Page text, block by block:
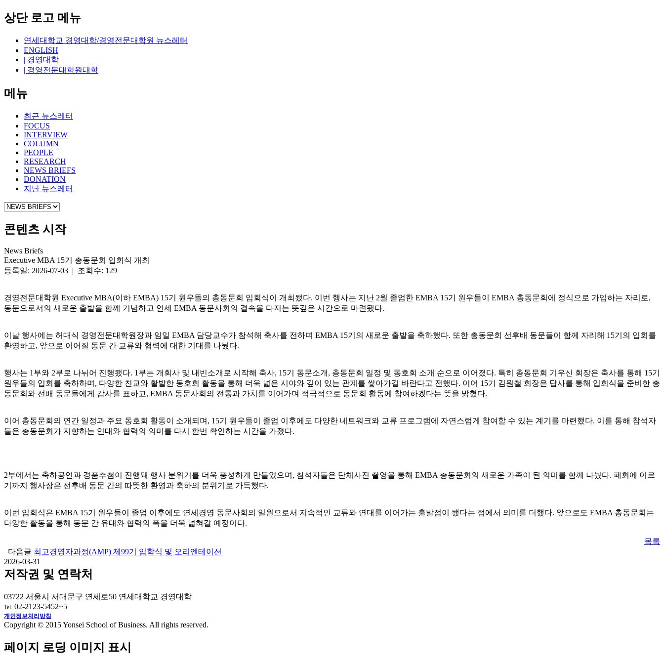
상단 로고 메뉴
연세대학교 경영대학/경영전문대학원 뉴스레터
ENGLISH
| 경영대학
| 경영전문대학원대학
메뉴
최근 뉴스레터
FOCUS
INTERVIEW
COLUMN
PEOPLE
RESEARCH
NEWS BRIEFS
DONATION
지난 뉴스레터
콘텐츠 시작
News Briefs
Executive MBA 15기 총동문회 입회식 개최
등록일: 2026-07-03 | 조회수: 129
경영전문대학원 Executive MBA(이하 EMBA) 15기 원우들의 총동문회 입회식이 개최됐다. 이번 행사는 지난 2월 졸업한 EMBA 15기 원우들이 EMBA 총동문회에 정식으로 가입하는 자리로,
동문으로서의 새로운 출발을 함께 기념하고 연세 EMBA 동문사회의 결속을 다지는 뜻깊은 시간으로 마련됐다.
이날 행사에는 허대식 경영전문대학원장과 임일 EMBA 담당교수가 참석해 축사를 전하며 EMBA 15기의 새로운 출발을 축하했다. 또한 총동문회 선후배 동문들이 함께 자리해 15기의 입회를
환영하고, 앞으로 이어질 동문 간 교류와 협력에 대한 기대를 나눴다.
행사는 1부와 2부로 나뉘어 진행됐다. 1부는 개회사 및 내빈소개로 시작해 축사, 15기 동문소개, 총동문회 일정 및 동호회 소개 순으로 이어졌다. 특히 총동문회 기우신 회장은 축사를 통해 15기
원우들의 입회를 축하하며, 다양한 친교와 활발한 동호회 활동을 통해 더욱 넓은 시야와 깊이 있는 관계를 쌓아가길 바란다고 전했다. 이어 15기 김원철 회장은 답사를 통해 입회식을 준비한 총
동문회와 선배 동문들에게 감사를 표하고, EMBA 동문사회의 전통과 가치를 이어가며 적극적으로 동문회 활동에 참여하겠다는 뜻을 밝혔다.
이어 총동문회의 연간 일정과 주요 동호회 활동이 소개되며, 15기 원우들이 졸업 이후에도 다양한 네트워크와 교류 프로그램에 자연스럽게 참여할 수 있는 계기를 마련했다. 이를 통해 참석자
들은 총동문회가 지향하는 연대와 협력의 의미를 다시 한번 확인하는 시간을 가졌다.
2부에서는 축하공연과 경품추첨이 진행돼 행사 분위기를 더욱 풍성하게 만들었으며, 참석자들은 단체사진 촬영을 통해 EMBA 총동문회의 새로운 가족이 된 의미를 함께 나눴다. 폐회에 이르
기까지 행사장은 선후배 동문 간의 따뜻한 환영과 축하의 분위기로 가득했다.
이번 입회식은 EMBA 15기 원우들이 졸업 이후에도 연세경영 동문사회의 일원으로서 지속적인 교류와 연대를 이어가는 출발점이 됐다는 점에서 의미를 더했다. 앞으로도 EMBA 총동문회는
다양한 활동을 통해 동문 간 유대와 협력의 폭을 더욱 넓혀갈 예정이다.
목록
다음글 최고경영자과정(AMP) 제99기 입학식 및 오리엔테이션
2026-03-31
저작권 및 연락처
03722 서울시 서대문구 연세로50 연세대학교 경영대학
Tel. 02-2123-5452~5
개인정보처리방침
Copyright © 2015 Yonsei School of Business. All rights reserved.
페이지 로딩 이미지 표시